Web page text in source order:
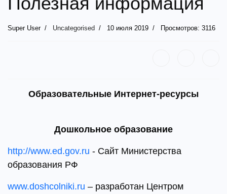
Super User Uncategorised 10 июля 2019 Просмотров: 3116
Образовательные Интернет-ресурсы
Дошкольное образование
http://www.ed.gov.ru - Сайт Министерства
образования РФ
www.doshcolniki.ru – разработан Центром